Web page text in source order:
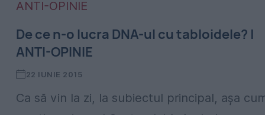
De ce n-o lucra DNA-ul cu tabloidele? |
ANTI-OPINIE
22 IUNIE 2015
Ca să vin la zi, la subiectul principal, așa